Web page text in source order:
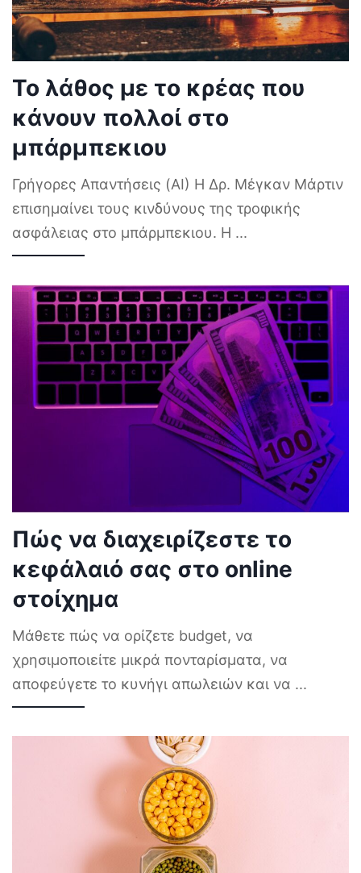
Το λάθος με το κρέας που
κάνουν πολλοί στο
μπάρμπεκιου
Γρήγορες Απαντήσεις (AI) Η Δρ. Μέγκαν Μάρτιν
επισημαίνει τους κινδύνους της τροφικής
ασφάλειας στο μπάρμπεκιου. Η ...
Πώς να διαχειρίζεστε το
κεφάλαιό σας στο online
στοίχημα
Μάθετε πώς να ορίζετε budget, να
χρησιμοποιείτε μικρά πονταρίσματα, να
αποφεύγετε το κυνήγι απωλειών και να ...